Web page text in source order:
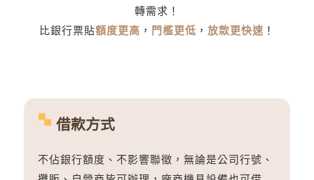
轉需求！
比銀行票貼額度更高 ， 門檻更低 ， 放款更快速 ！
借款方式
不佔銀行額度、不影響聯徵，無論是公司行號、